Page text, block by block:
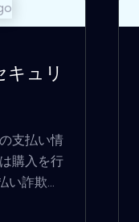
キュリ
支払い情
購入を行
い詐欺...